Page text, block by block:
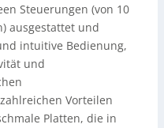
Steuerungen (von 10
ausgestattet und
intuitive Bedienung,
und
Vorteilen
Platten, die in